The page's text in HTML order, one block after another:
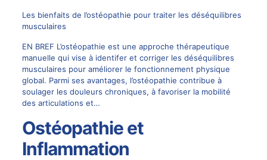
Les bienfaits de l’ostéopathie pour traiter les déséquilibres
musculaires
EN BREF L’ostéopathie est une approche thérapeutique
manuelle qui vise à identifer et corriger les déséquilibres
musculaires pour améliorer le fonctionnement physique
global. Parmi ses avantages, l’ostéopathie contribue à
soulager les douleurs chroniques, à favoriser la mobilité
des articulations et…
Ostéopathie et
Inflammation